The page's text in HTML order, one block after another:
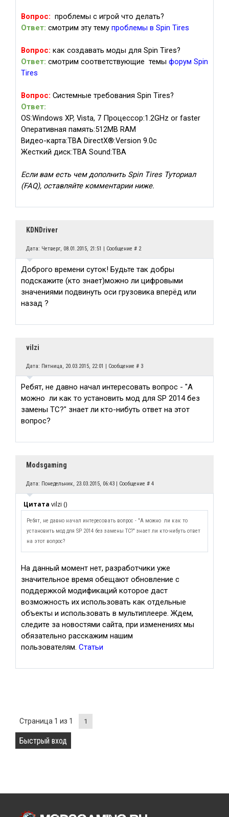
Вопрос: проблемы с игрой что делать?
Ответ: смотрим эту тему проблемы в Spin Tires
Вопрос: как создавать моды для Spin Tires?
Ответ: смотрим соответствующие темы форум Spin
Tires
Вопрос: Системные требования Spin Tires?
Ответ:
OS:Windows XP, Vista, 7 Процессор:1.2GHz or faster
Оперативная память:512MB RAM
Видео-карта:TBA DirectX®:Version 9.0c
Жесткий диск:TBA Sound:TBA
Если вам есть чем дополнить Spin Tires Туториал
(FAQ), оставляйте комментарии ниже.
KDNDriver
Дата: Четверг, 08.01.2015, 21:51 | Сообщение # 2
Доброго времени суток! Будьте так добры
подскажите (кто знает)можно ли цифровыми
значениями подвинуть оси грузовика вперёд или
назад ?
vilzi
Дата: Пятница, 20.03.2015, 22:01 | Сообщение # 3
Ребят, не давно начал интересовать вопрос - "А
можно ли как то установить мод для SP 2014 без
замены ТС?" знает ли кто-нибуть ответ на этот
вопрос?
Modsgaming
Дата: Понедельник, 23.03.2015, 06:43 | Сообщение # 4
Цитата vilzi ()
Ребят, не давно начал интересовать вопрос - "А можно ли как то
установить мод для SP 2014 без замены ТС?" знает ли кто-нибуть ответ
на этот вопрос?
На данный момент нет, разработчики уже
значительное время обещают обновление с
поддержкой модификаций которое даст
возможность их использовать как отдельные
объекты и использовать в мультиплеере. Ждем,
следите за новостями сайта, при изменениях мы
обязательно расскажим нашим
пользователям. Статьи
Страница 1 из 1 1